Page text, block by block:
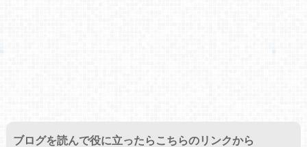
ブログを読んで役に立ったらこちらのリンクから